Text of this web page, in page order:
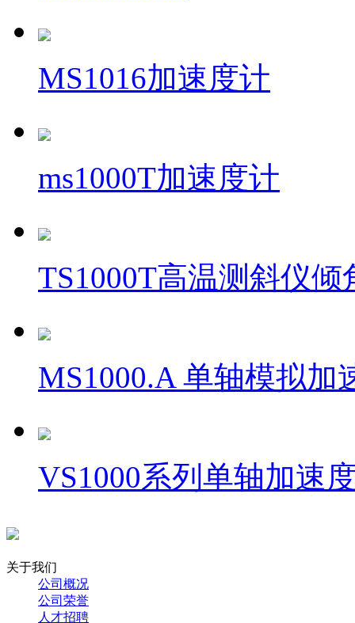
MS1016加速度计
ms1000T加速度计
TS1000T高温测斜仪倾
MS1000.A 单轴模拟加
VS1000系列单轴加速
关于我们
公司概况
公司荣誉
人才招聘